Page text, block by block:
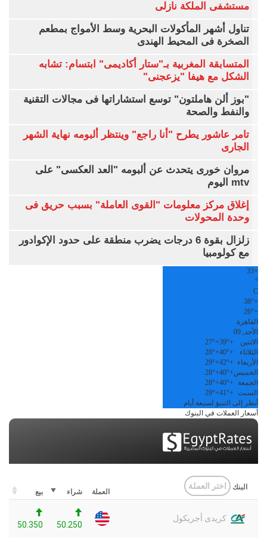
مستشفى الملكة نازلى
تناول أشهر المأكولات البحرية وسط الأمواج بمطعم
الصخرة فى المحيط الهندى
المتسابقة المغربية بـ"ستار أكاديمى" ابتسام: تشابه
الشكل مع هيفا "يزعجنى"
"بوز ألن هاملتون" توسع استشاراتها فى مجالات التقنية
والنفط والصحة
تامر عاشور يطرح "أنا راجع" وينتظر ألبومه نهاية الشهر
الجارى
مروان خورى يتحدث عن ألبومه "العد العكسى" على
mtv اليوم
إغلاق مركز معلومات "القوى العاملة" بسبب حريق فى
وحدة المحولات
زلزال بقوة 6 درجات يضرب منطقة على حدود الإكوادور
مع كولومبيا
+
33
°
C
+
38°
+
26°
القاهرة
الأحد, 09
الاثنين
+
39°
+
27°
الثلاثاء
+
40°
+
28°
الأربعاء +
42°
+
29°
الخميس+
40°
+
28°
الجمعة
+
40°
+
28°
السبت +
41°
+
29°
أنظر إلى التنبؤ لسبعة أيام
أسعار العملات في البنوك